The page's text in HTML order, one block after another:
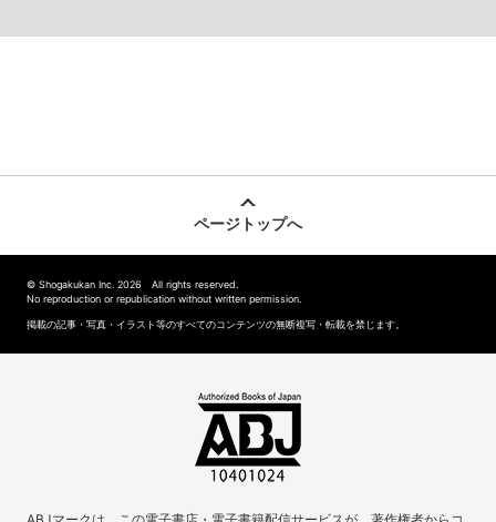
ページトップへ
© Shogakukan Inc. 2026 All rights reserved.
No reproduction or republication without written permission.
掲載の記事・写真・イラスト等のすべてのコンテンツの無断複写・転載を禁じます。